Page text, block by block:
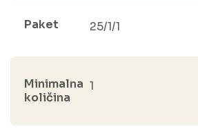
Paket 25/1/1
Minimalna
količina
1